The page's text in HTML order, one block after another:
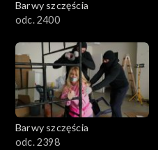
3001-3100
2901-3000
2801–2900
2701–2800
Barwy szczęścia
odc. 2400
Barwy szczęścia
odc. 2398